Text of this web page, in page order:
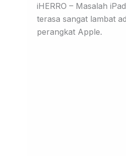
iHERRO – Masalah
terasa sangat lambat
perangkat Apple.